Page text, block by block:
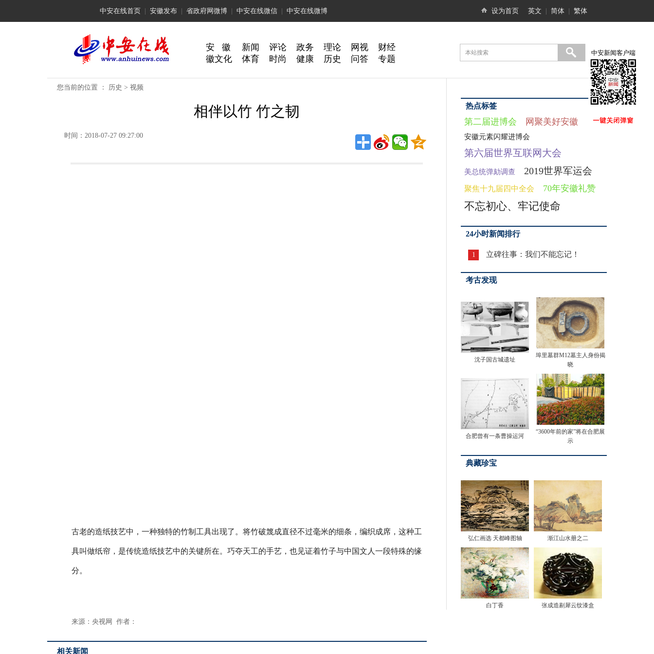
中安在线首页 安徽发布 省政府网微博 中安在线微信 中安在线微博 设为首页 英文 简体 繁体
安 徽 新闻 评论 政务 理论 网视
财经
徽文化
体育 时尚 健康 历史 问答 专题
您当前的位置 ： 历史 > 视频
相伴以竹 竹之韧
时间：2018-07-27 09:27:00
古老的造纸技艺中，一种独特的竹制工具出现了。将竹破篾成直径不过毫米的细条，编织成席，这种工
具叫做纸帘，是传统造纸技艺中的关键所在。巧夺天工的手艺，也见证着竹子与中国文人一段特殊的缘
分。
来源：央视网 作者：
相关新闻
热点标签
第二届进博会 网聚美好安徽
安徽元素闪耀进博会
第六届世界互联网大会
美总统弹劾调查 2019世界军运会
聚焦十九届四中全会 70年安徽礼赞
不忘初心、牢记使命
24小时新闻排行
1 立碑往事：我们不能忘记！
考古发现
沈子国古城遗址
埠里墓群M12墓主人身份揭
晓
合肥曾有一条曹操运河
“3600年前的家”将在合肥展
示
典藏珍宝
弘仁画选 天都峰图轴 渐江山水册之二
白丁香 张成造剔犀云纹漆盒
中安新闻客户端